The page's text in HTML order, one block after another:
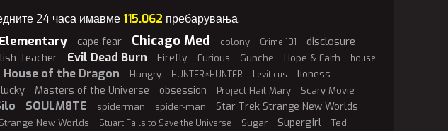
24 часа имавме 115.062 пребарувања.
cape fear Chicago Med colony Crime 101
disclosure
Teacher Evil Dead Burn Firefly Furious Gunche Hope & Faith
house
House of the Dragon Hungry HUNTER×HUNTER Leviticus lioness
lucky Masters of the Universe obsession Project Hail Mary Scary Movie
SOULM8TE spiderman spider-man Star Trek Strange New Worlds
New Worlds Stuart Fails to Save the Universe Sugar Supergirl
Ted